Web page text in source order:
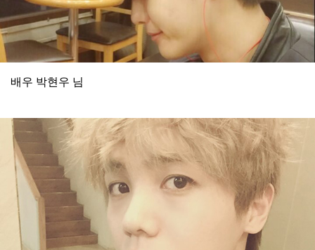
배우 박현우 님